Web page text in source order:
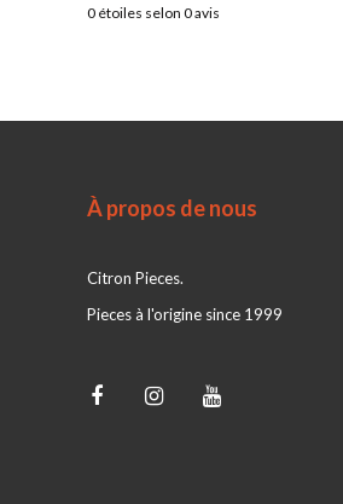
0 étoiles selon 0avis
À propos de nous
Citron Pieces.
Pieces à l'origine since 1999